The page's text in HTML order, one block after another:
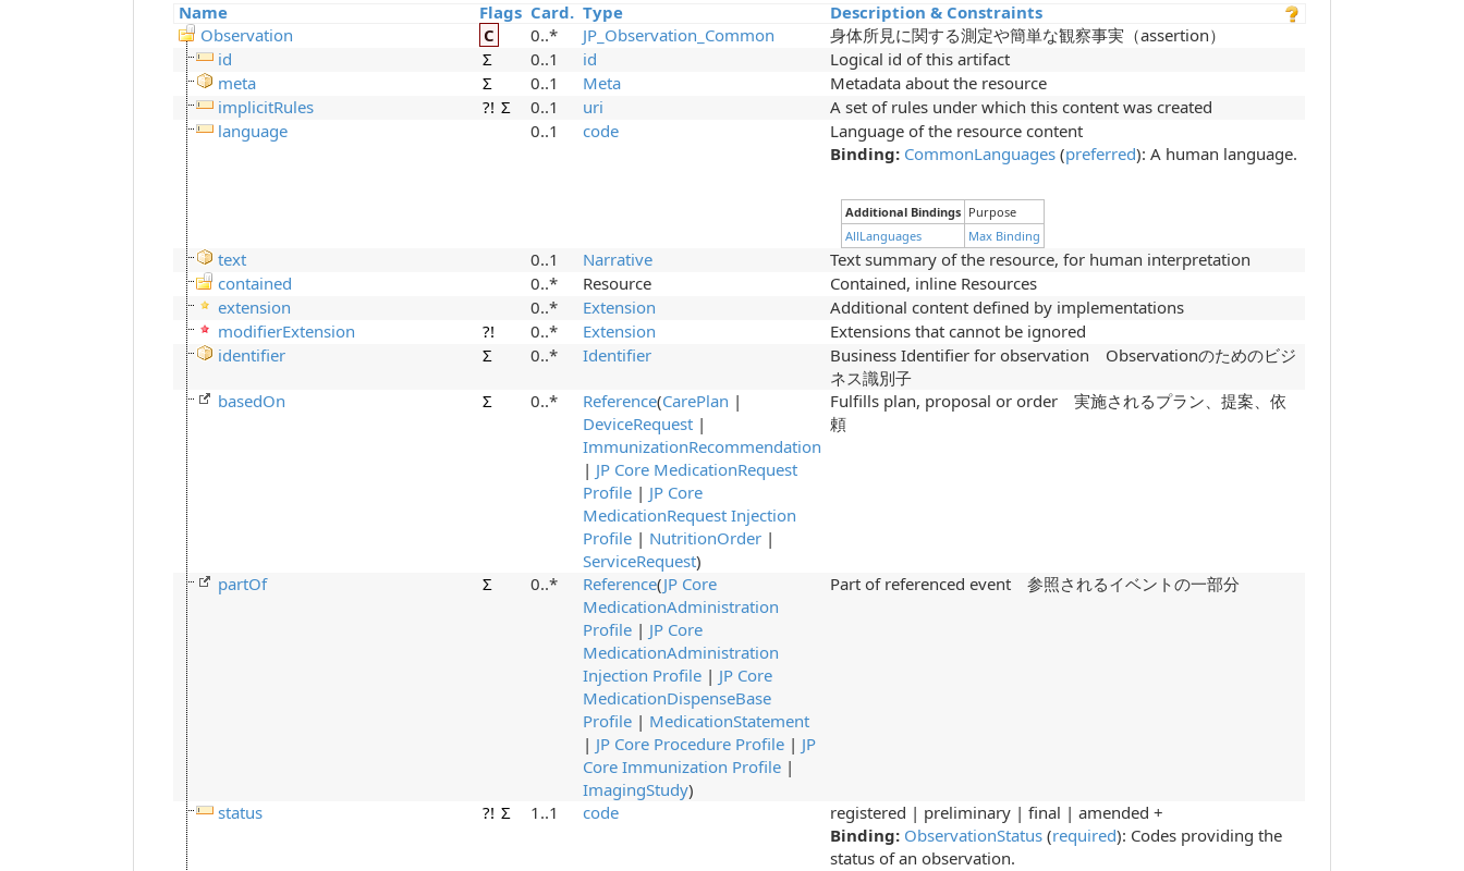
Name Flags Card. Type
Description & Constraints
Observation
C 0..* JP_Observation_Common
身体所見に関する測定や簡単な観察事実（assertion）
id
Σ 0..1 id
Logical id of this artifact
meta
Σ 0..1 Meta
Metadata about the resource
implicitRules
?! Σ 0..1 uri
A set of rules under which this content was created
language
0..1 code
Language of the resource content
Binding: CommonLanguages (preferred): A human language.
Additional Bindings Purpose
AllLanguages
Max Binding
text 0..1 Narrative
Text summary of the resource, for human interpretation
contained
0..* Resource
Contained, inline Resources
extension
0..* Extension
Additional content defined by implementations
modifierExtension
?! 0..* Extension
Extensions that cannot be ignored
identifier
Σ 0..* Identifier
Business Identifier for observation Observationのためのビジ
ネス識別子
basedOn
Σ 0..* Reference(CarePlan |
DeviceRequest |
ImmunizationRecommendation
| JP Core MedicationRequest
Profile | JP Core
MedicationRequest Injection
Profile | NutritionOrder |
ServiceRequest)
Fulfills plan, proposal or order 実施されるプラン、提案、依
頼
partOf Σ 0..* Reference(JP Core
MedicationAdministration
Profile | JP Core
MedicationAdministration
Injection Profile | JP Core
MedicationDispenseBase
Profile | MedicationStatement
| JP Core Procedure Profile | JP
Core Immunization Profile |
ImagingStudy)
Part of referenced event 参照されるイベントの一部分
status ?! Σ 1..1 code
registered | preliminary | final | amended +
Binding: ObservationStatus (required): Codes providing the
status of an observation.